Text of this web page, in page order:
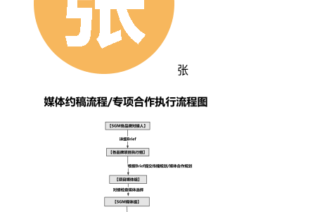
张